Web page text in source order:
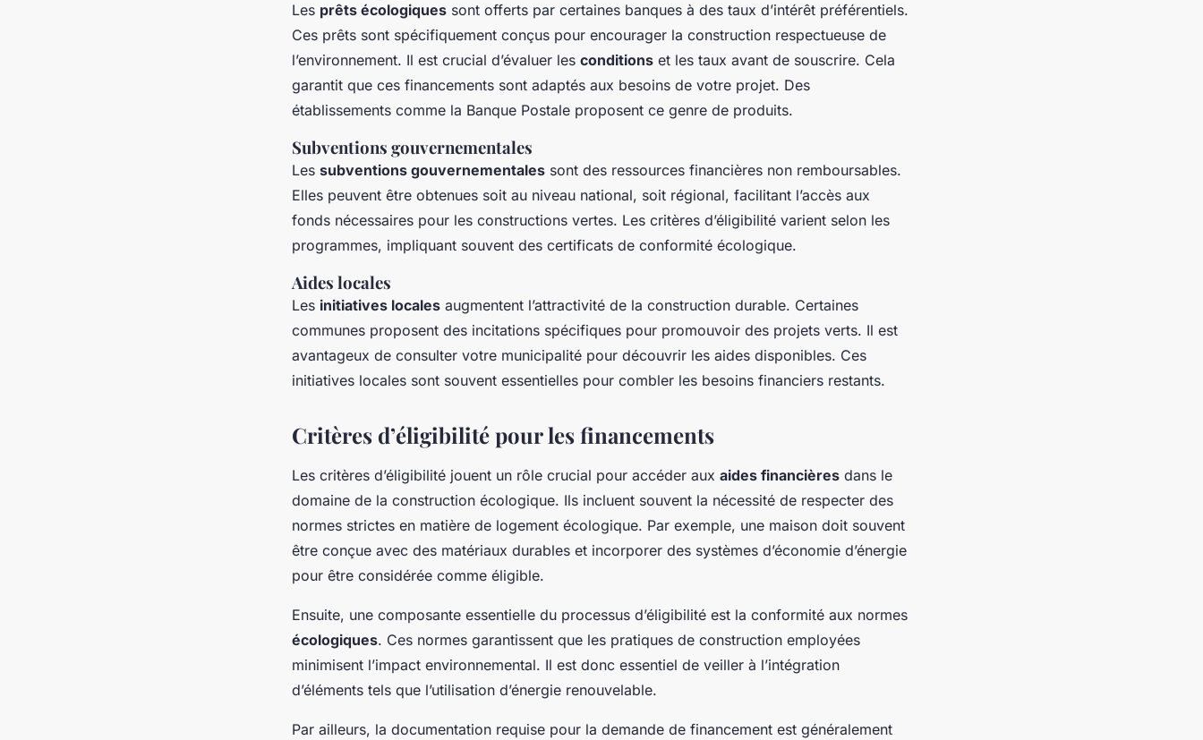
Les prêts écologiques sont offerts par certaines banques à des taux d’intérêt préférentiels.
Ces prêts sont spécifiquement conçus pour encourager la construction respectueuse de
l’environnement. Il est crucial d’évaluer les conditions et les taux avant de souscrire. Cela
garantit que ces financements sont adaptés aux besoins de votre projet. Des
établissements comme la Banque Postale proposent ce genre de produits.
Subventions gouvernementales
Les subventions gouvernementales sont des ressources financières non remboursables.
Elles peuvent être obtenues soit au niveau national, soit régional, facilitant l’accès aux
fonds nécessaires pour les constructions vertes. Les critères d’éligibilité varient selon les
programmes, impliquant souvent des certificats de conformité écologique.
Aides locales
Les initiatives locales augmentent l’attractivité de la construction durable. Certaines
communes proposent des incitations spécifiques pour promouvoir des projets verts. Il est
avantageux de consulter votre municipalité pour découvrir les aides disponibles. Ces
initiatives locales sont souvent essentielles pour combler les besoins financiers restants.
Critères d’éligibilité pour les financements
Les critères d’éligibilité jouent un rôle crucial pour accéder aux aides financières dans le
domaine de la construction écologique. Ils incluent souvent la nécessité de respecter des
normes strictes en matière de logement écologique. Par exemple, une maison doit souvent
être conçue avec des matériaux durables et incorporer des systèmes d’économie d’énergie
pour être considérée comme éligible.
Ensuite, une composante essentielle du processus d’éligibilité est la conformité aux normes
écologiques. Ces normes garantissent que les pratiques de construction employées
minimisent l’impact environnemental. Il est donc essentiel de veiller à l’intégration
d’éléments tels que l’utilisation d’énergie renouvelable.
Par ailleurs, la documentation requise pour la demande de financement est généralement